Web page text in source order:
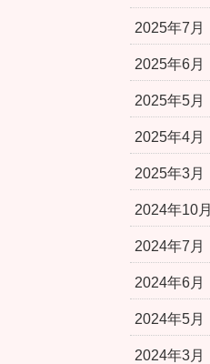
2025年7月
2025年6月
2025年5月
2025年4月
2025年3月
2024年10月
2024年7月
2024年6月
2024年5月
2024年3月